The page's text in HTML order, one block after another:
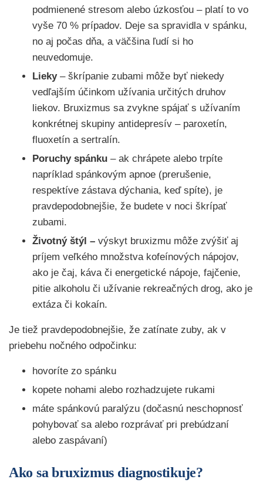
podmienené stresom alebo úzkosťou – platí to vo
vyše 70 % prípadov. Deje sa spravidla v spánku,
no aj počas dňa, a väčšina ľudí si ho
neuvedomuje.
Lieky– škrípanie zubami môže byť niekedy
vedľajším účinkom užívania určitých druhov
liekov. Bruxizmus sa zvykne spájať s užívaním
konkrétnej skupiny antidepresív – paroxetín,
fluoxetín a sertralín.
Poruchy spánku – ak chrápete alebo trpíte
napríklad spánkovým apnoe (prerušenie,
respektíve zástava dýchania, keď spíte), je
pravdepodobnejšie, že budete v noci škrípať
zubami.
Životný štýl – výskyt bruxizmu môže zvýšiť aj
príjem veľkého množstva kofeínových nápojov,
ako je čaj, káva či energetické nápoje, fajčenie,
pitie alkoholu či užívanie rekreačných drog, ako je
extáza či kokaín.
Je tiež pravdepodobnejšie, že zatínate zuby, ak v
priebehu nočného odpočinku:
hovoríte zo spánku
kopete nohami alebo rozhadzujete rukami
máte spánkovú paralýzu (dočasnú neschopnosť
pohybovať sa alebo rozprávať pri prebúdzaní
alebo zaspávaní)
Ako sa bruxizmus diagnostikuje?